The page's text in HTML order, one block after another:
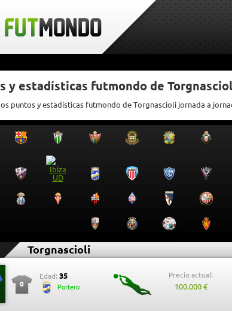
y estadísticas futmondo de
puntos y estadísticas futmondo de Torgnascioli jornada a
Torgnascioli
0
Edad: 35
Portero
Precio actual:
100.000 €